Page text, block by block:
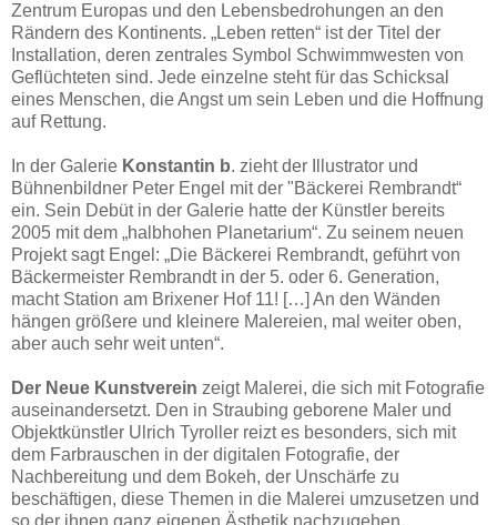
Zentrum Europas und den Lebensbedrohungen an den
Rändern des Kontinents. „Leben retten“ ist der Titel der
Installation, deren zentrales Symbol Schwimmwesten von
Geflüchteten sind. Jede einzelne steht für das Schicksal
eines Menschen, die Angst um sein Leben und die Hoffnung
auf Rettung.
In der Galerie Konstantin b. zieht der Illustrator und
Bühnenbildner Peter Engel mit der "Bäckerei Rembrandt“
ein. Sein Debüt in der Galerie hatte der Künstler bereits
2005 mit dem „halbhohen Planetarium“. Zu seinem neuen
Projekt sagt Engel: „Die Bäckerei Rembrandt, geführt von
Bäckermeister Rembrandt in der 5. oder 6. Generation,
macht Station am Brixener Hof 11! […] An den Wänden
hängen größere und kleinere Malereien, mal weiter oben,
aber auch sehr weit unten“.
Der Neue Kunstverein zeigt Malerei, die sich mit Fotografie
auseinandersetzt. Den in Straubing geborene Maler und
Objektkünstler Ulrich Tyroller reizt es besonders, sich mit
dem Farbrauschen in der digitalen Fotografie, der
Nachbereitung und dem Bokeh, der Unschärfe zu
beschäftigen, diese Themen in die Malerei umzusetzen und